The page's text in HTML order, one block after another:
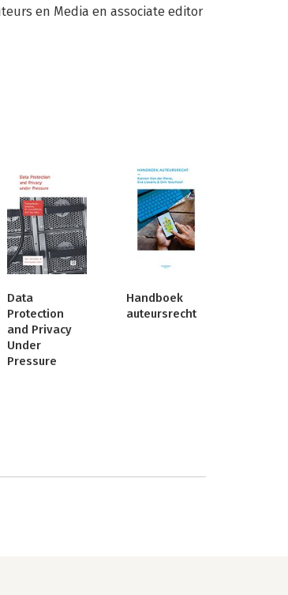
en Media en associate editor
Data
Protection
and Privacy
Under
Pressure
Handboek
auteursrecht